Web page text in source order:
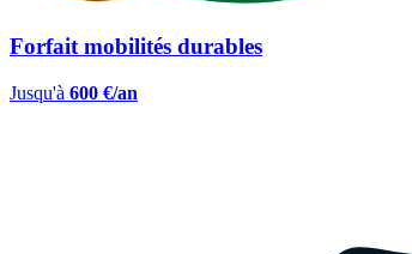
Forfait mobilités durables
Jusqu'à 600 €/an